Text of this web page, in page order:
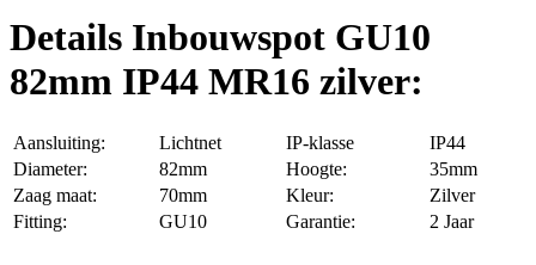
Details Inbouwspot GU10
82mm IP44 MR16 zilver:
Aansluiting: Lichtnet IP-klasse
IP44
Diameter:
82mm Hoogte:
35mm
Zaag maat:
70mm Kleur:
Zilver
Fitting:
GU10 Garantie: 2 Jaar